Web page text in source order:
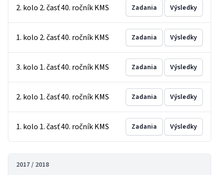
2. kolo 2. časť 40. ročník KMS Zadania Výsledky
1. kolo 2. časť 40. ročník KMS Zadania Výsledky
3. kolo 1. časť 40. ročník KMS Zadania Výsledky
2. kolo 1. časť 40. ročník KMS Zadania Výsledky
1. kolo 1. časť 40. ročník KMS Zadania Výsledky
2017 / 2018